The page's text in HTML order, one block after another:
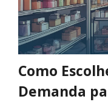
Como
Demanda